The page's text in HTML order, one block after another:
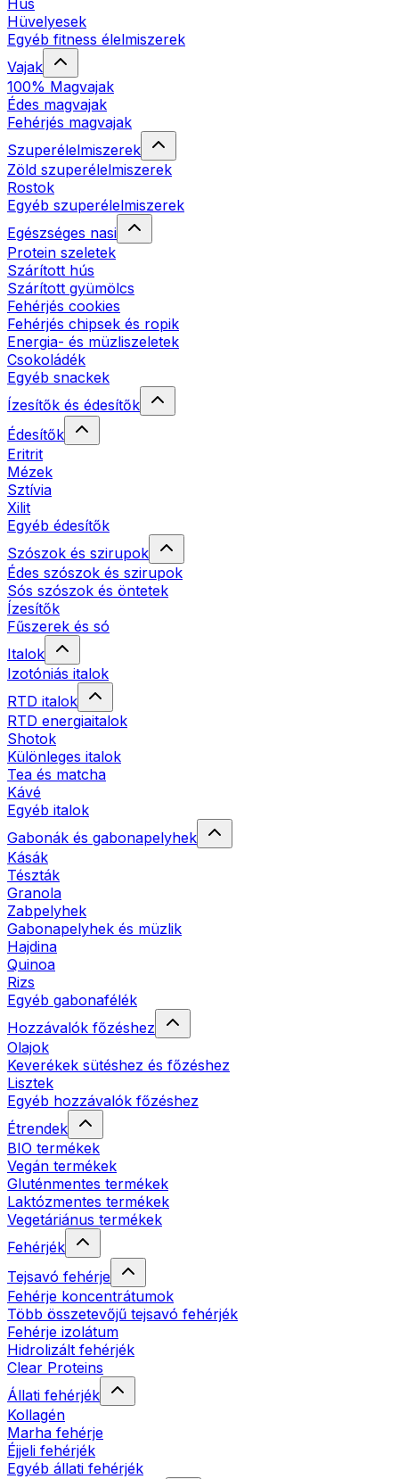
Hús
Hüvelyesek
Egyéb fitness élelmiszerek
Vajak
100% Magvajak
Édes magvajak
Fehérjés magvajak
Szuperélelmiszerek
Zöld szuperélelmiszerek
Rostok
Egyéb szuperélelmiszerek
Egészséges nasi
Protein szeletek
Szárított hús
Szárított gyümölcs
Fehérjés cookies
Fehérjés chipsek és ropik
Energia- és müzliszeletek
Csokoládék
Egyéb snackek
Ízesítők és édesítők
Édesítők
Eritrit
Mézek
Sztívia
Xilit
Egyéb édesítők
Szószok és szirupok
Édes szószok és szirupok
Sós szószok és öntetek
Ízesítők
Fűszerek és só
Italok
Izotóniás italok
RTD italok
RTD energiaitalok
Shotok
Különleges italok
Tea és matcha
Kávé
Egyéb italok
Gabonák és gabonapelyhek
Kásák
Tészták
Granola
Zabpelyhek
Gabonapelyhek és müzlik
Hajdina
Quinoa
Rizs
Egyéb gabonafélék
Hozzávalók főzéshez
Olajok
Keverékek sütéshez és főzéshez
Lisztek
Egyéb hozzávalók főzéshez
Étrendek
BIO termékek
Vegán termékek
Gluténmentes termékek
Laktózmentes termékek
Vegetáriánus termékek
Fehérjék
Tejsavó fehérje
Fehérje koncentrátumok
Több összetevőjű tejsavó fehérjék
Fehérje izolátum
Hidrolizált fehérjék
Clear Proteins
Állati fehérjék
Kollagén
Marha fehérje
Éjjeli fehérjék
Egyéb állati fehérjék